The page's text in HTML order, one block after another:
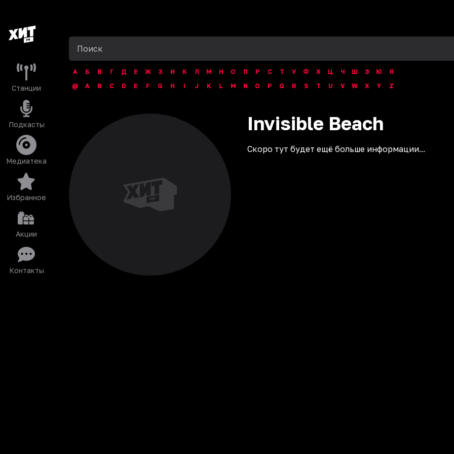
Станции
Подкасты
Медиатека
Избранное
Акции
Контакты
А Б В Г Д Е Ж З И К Л М Н О П Р С Т У Ф Х Ц Ч Ш Э Ю
Я
@
A B C D E F G H I J K L M N O P Q R S T U V W X Y Z
Invisible Beach
Скоро тут будет ещё больше информации...